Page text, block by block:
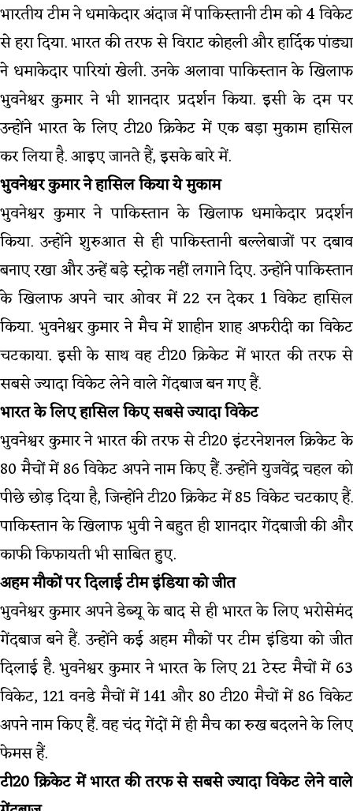
भारतीय टीम ने धमाकेदार अंदाज में पाकिस्तानी टीम को 4 विकेट
से हरा दिया. भारत की तरफ से विराट कोहली और हार्दिक पांड्या
ने धमाकेदार पारियां खेली. उनके अलावा पाकिस्तान के खिलाफ
भुवनेश्वर कुमार ने भी शानदार प्रदर्शन किया. इसी के दम पर
उन्होंने भारत के लिए टी20 क्रिकेट में एक बड़ा मुकाम हासिल
कर लिया है. आइए जानते हैं, इसके बारे में.
भुवनेश्वर कुमार ने हासिल किया ये मुकाम
भुवनेश्वर कुमार ने पाकिस्तान के खिलाफ धमाकेदार प्रदर्शन
किया. उन्होंने शुरुआत से ही पाकिस्तानी बल्लेबाजों पर दबाव
बनाए रखा और उन्हें बड़े स्ट्रोक नहीं लगाने दिए. उन्होंने पाकिस्तान
के खिलाफ अपने चार ओवर में 22 रन देकर 1 विकेट हासिल
किया. भुवनेश्वर कुमार ने मैच में शाहीन शाह अफरीदी का विकेट
चटकाया. इसी के साथ वह टी20 क्रिकेट में भारत की तरफ से
सबसे ज्यादा विकेट लेने वाले गेंदबाज बन गए हैं.
भारत के लिए हासिल किए सबसे ज्यादा विकेट
भुवनेश्वर कुमार ने भारत की तरफ से टी20 इंटरनेशनल क्रिकेट के
80 मैचों में 86 विकेट अपने नाम किए हैं. उन्होंने युजवेंद्र चहल को
पीछे छोड़ दिया है, जिन्होंने टी20 क्रिकेट में 85 विकेट चटकाए हैं.
पाकिस्तान के खिलाफ भुवी ने बहुत ही शानदार गेंदबाजी की और
काफी किफायती भी साबित हुए.
अहम मौकों पर दिलाई टीम इंडिया को जीत
भुवनेश्वर कुमार अपने डेब्यू के बाद से ही भारत के लिए भरोसेमंद
गेंदबाज बने हैं. उन्होंने कई अहम मौकों पर टीम इंडिया को जीत
दिलाई है. भुवनेश्वर कुमार ने भारत के लिए 21 टेस्ट मैचों में 63
विकेट, 121 वनडे मैचों में 141 और 80 टी20 मैचों में 86 विकेट
अपने नाम किए हैं. वह चंद गेंदों में ही मैच का रुख बदलने के लिए
फेमस हैं.
टी20 क्रिकेट में भारत की तरफ से सबसे ज्यादा विकेट लेने वाले